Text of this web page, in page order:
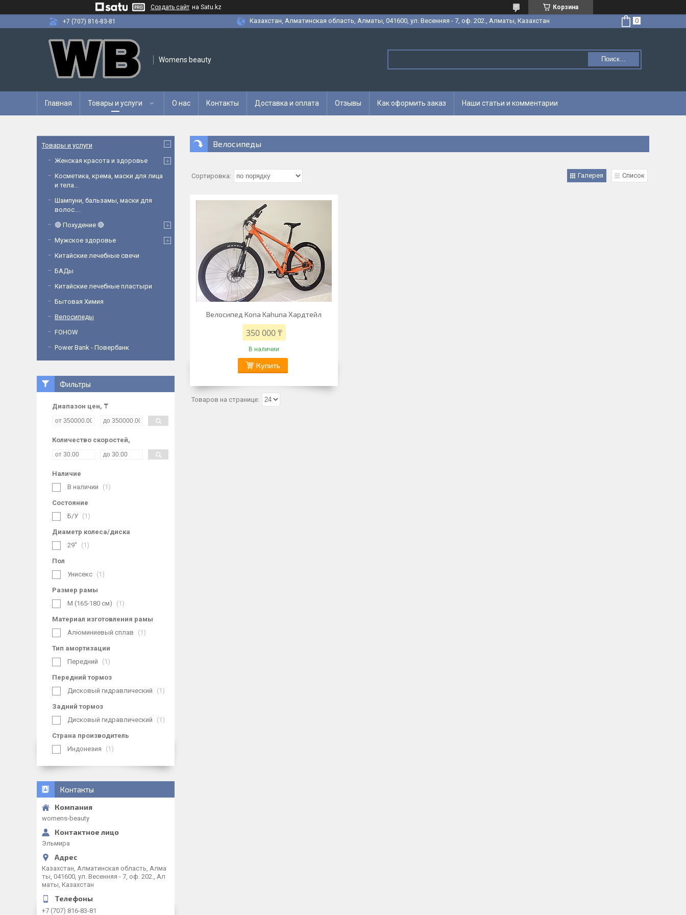
Создать сайт на Satu.kz
Корзина
+7 (707) 816-83-81
Казахстан, Алматинская область, Алматы, 041600, ул. Весенняя - 7, оф. 202., Алматы, Казахстан
Womens beauty Поиск...
Главная Товары и услуги О нас Контакты Доставка и оплата Отзывы Как оформить заказ Наши статьи и комментарии
Велосипеды
Галерея Список
Велосипед Kona Kahuna Хардтейл
350 000 ₸
В наличии
Купить
Товары и услуги
Женская красота и здоровье
Косметика, крема, маски для лица
и тела...
Шампуни, бальзамы, маски для
волос....
🔴 Похудение 🔴
Мужское здоровье
Китайские лечебные свечи
БАДы
Китайские лечебные пластыри
Бытовая Химия
Велосипеды
FOHOW
Power Bank - Повербанк
Фильтры
Диапазон цен, ₸
Количество скоростей,
Наличие
В наличии
1
Состояние
Б/У
1
Диаметр колеса/диска
29"
1
Пол
Унисекс
1
Размер рамы
M (165-180 см)
1
Материал изготовления рамы
Алюминиевый сплав
1
Тип амортизации
Передний
1
Передний тормоз
Дисковый гидравлический
1
Задний тормоз
Дисковый гидравлический
1
Страна производитель
Индонезия
1
Контакты
womens-beauty
Эльмира
Казахстан, Алматинская область, Алма
ты, 041600, ул. Весенняя - 7, оф. 202., Ал
маты, Казахстан
+7 (707) 816-83-81